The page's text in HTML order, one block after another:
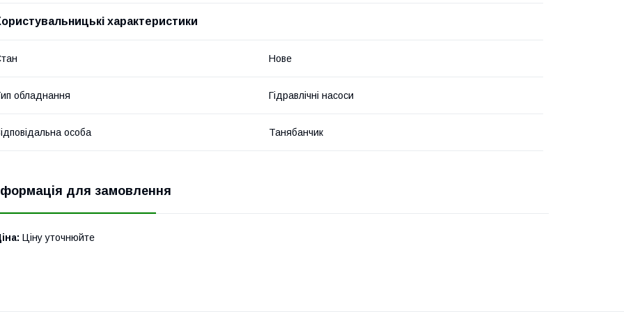
характеристики
Нове
обладнання Гідравлічні насоси
особа Танябанчик
для замовлення
Ціну уточнюйте